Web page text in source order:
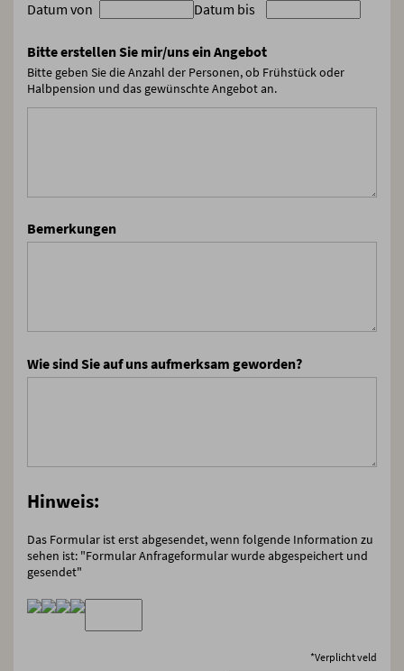
Datum von
Datum bis
Bitte erstellen Sie mir/uns ein Angebot
Bitte geben Sie die Anzahl der Personen, ob Frühstück oder
Halbpension und das gewünschte Angebot an.
Bemerkungen
Wie sind Sie auf uns aufmerksam geworden?
Hinweis:
Das Formular ist erst abgesendet, wenn folgende Information zu
sehen ist: "Formular Anfrageformular wurde abgespeichert und
gesendet"
*Verplicht veld